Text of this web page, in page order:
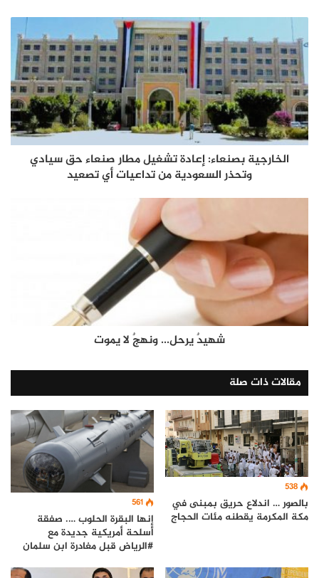
الخارجية بصنعاء: إعادة تشغيل مطار صنعاء حق سيادي
وتحذر السعودية من تداعيات أي تصعيد
شهيدٌ يرحل... ونهجٌ لا يموت
مقالات ذات صلة
538
بالصور … اندلاع حريق بمبنى في
مكة المكرمة يقطنه مئات الحجاج
561
إنها البقرة الحلوب …. صفقة
أسلحة أمريكية جديدة مع
#الرياض قبل مغادرة ابن سلمان